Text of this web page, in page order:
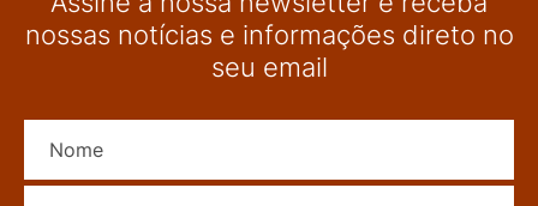
nossas notícias e informações direto no
seu email